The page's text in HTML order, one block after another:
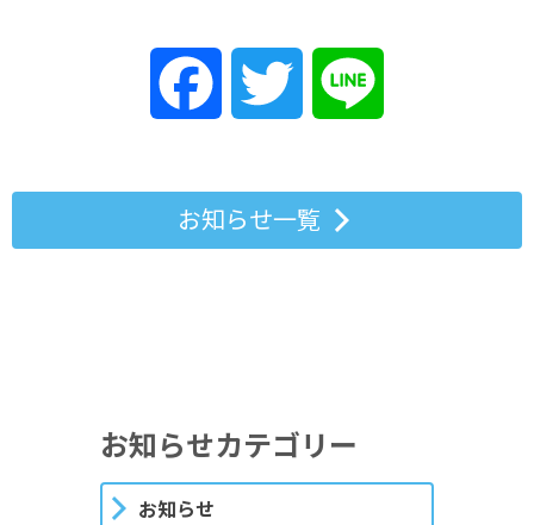
Facebook Twitter
お知らせ一覧
お知らせカテゴリー
お知らせ